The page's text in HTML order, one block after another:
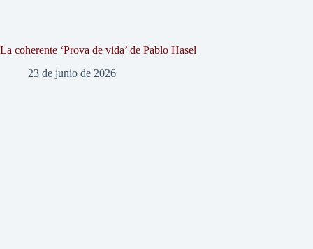
La coherente ‘Prova de vida’ de Pablo Hasel
23 de junio de 2026